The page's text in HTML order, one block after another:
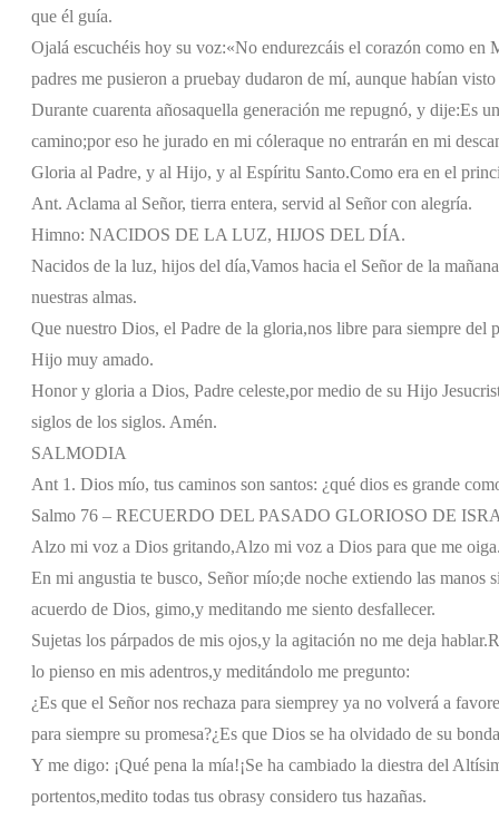
que él guía.
Ojalá escuchéis hoy su voz:«No endurezcáis el corazón como en
padres me pusieron a pruebay dudaron de mí, aunque habían visto
Durante cuarenta añosaquella generación me repugnó, y dije:Es
camino;por eso he jurado en mi cóleraque no entrarán en mi
Gloria al Padre, y al Hijo, y al Espíritu Santo.Como era en el
Ant. Aclama al Señor, tierra entera, servid al Señor con alegría.
Himno: NACIDOS DE LA LUZ, HIJOS DEL DÍA.
Nacidos de la luz, hijos del día,Vamos hacia el Señor de la
nuestras almas.
Que nuestro Dios, el Padre de la gloria,nos libre para siempre del
Hijo muy amado.
Honor y gloria a Dios, Padre celeste,por medio de su Hijo
siglos de los siglos. Amén.
SALMODIA
Ant 1. Dios mío, tus caminos son santos: ¿qué dios es grande
Salmo 76 – RECUERDO DEL PASADO GLORIOSO DE
Alzo mi voz a Dios gritando,Alzo mi voz a Dios para que me
En mi angustia te busco, Señor mío;de noche extiendo las manos
acuerdo de Dios, gimo,y meditando me siento desfallecer.
Sujetas los párpados de mis ojos,y la agitación no me deja hablar.
lo pienso en mis adentros,y meditándolo me pregunto:
¿Es que el Señor nos rechaza para siemprey ya no volverá a
para siempre su promesa?¿Es que Dios se ha olvidado de su
Y me digo: ¡Qué pena la mía!¡Se ha cambiado la diestra del
portentos,medito todas tus obrasy considero tus hazañas.